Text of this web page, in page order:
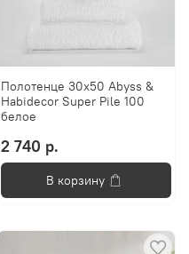
Полотенце 30x50 Abyss &
Habidecor Super Pile 100
белое
2 740 р.
В корзину